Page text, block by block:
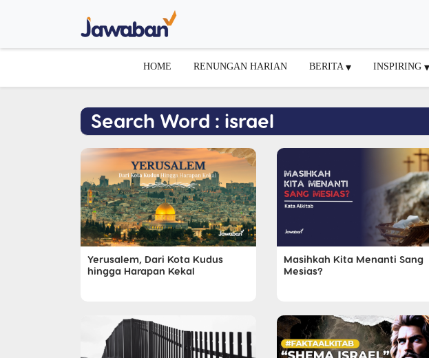
HOME RENUNGAN HARIAN BERITA INSPIRING
Search Word : israel
Yerusalem, Dari Kota Kudus
hingga Harapan Kekal
Masihkah Kita Menanti Sang
Mesias?